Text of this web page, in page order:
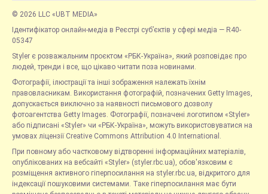
© 2026 LLC «UBT MEDIA»
Ідентифікатор онлайн-медіа в Реєстрі суб’єктів у сфері медіа — R40-
05347
Styler є розважальним проєктом «РБК-Україна», який розповідає про
людей, тренди і все, що цікаво читати поза новинами.
Фотографії, ілюстрації та інші зображення належать їхнім
правовласникам. Використання фотографій, позначених Getty Images,
допускається виключно за наявності письмового дозволу
фотоагентства Getty Images. Фотографії, позначені логотипом «Styler»
або підписані «Styler» чи «РБК-Україна», можуть використовуватися на
умовах ліцензії Creative Commons Attribution 4.0 International.
При повному або частковому відтворенні інформаційних матеріалів,
опублікованих на вебсайті «Styler» (styler.rbc.ua), обов'язковим є
розміщення активного гіперпосилання на styler.rbc.ua, відкритого для
індексації пошуковими системами. Таке гіперпосилання має бути